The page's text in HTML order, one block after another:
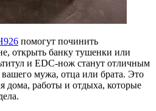
помогут починить
открыть банку тушенки или
и EDC-нож станут отличным
мужа, отца или брата. Это
дома, работы и отдыха, которые